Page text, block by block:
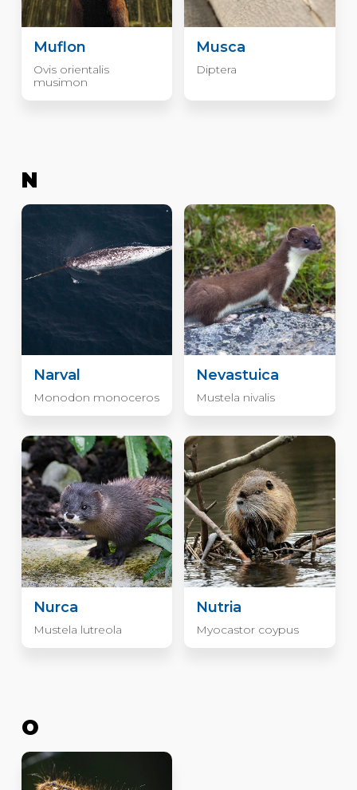
Muflon
Ovis orientalis
musimon
Musca
Diptera
N
Narval
Monodon monoceros
Nevastuica
Mustela nivalis
Nurca
Mustela lutreola
Nutria
Myocastor coypus
O